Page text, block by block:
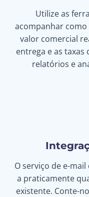
Utilize as
acompanhar como
valor comercial
entrega e as
relatórios e
O serviço de e-
a praticamente
existente. Conte-